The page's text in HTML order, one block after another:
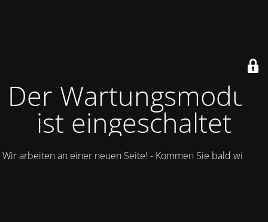
Der Wartungsmodus
ist eingeschaltet
Wir arbeiten an einer neuen Seite! - Kommen Sie bald wieder.